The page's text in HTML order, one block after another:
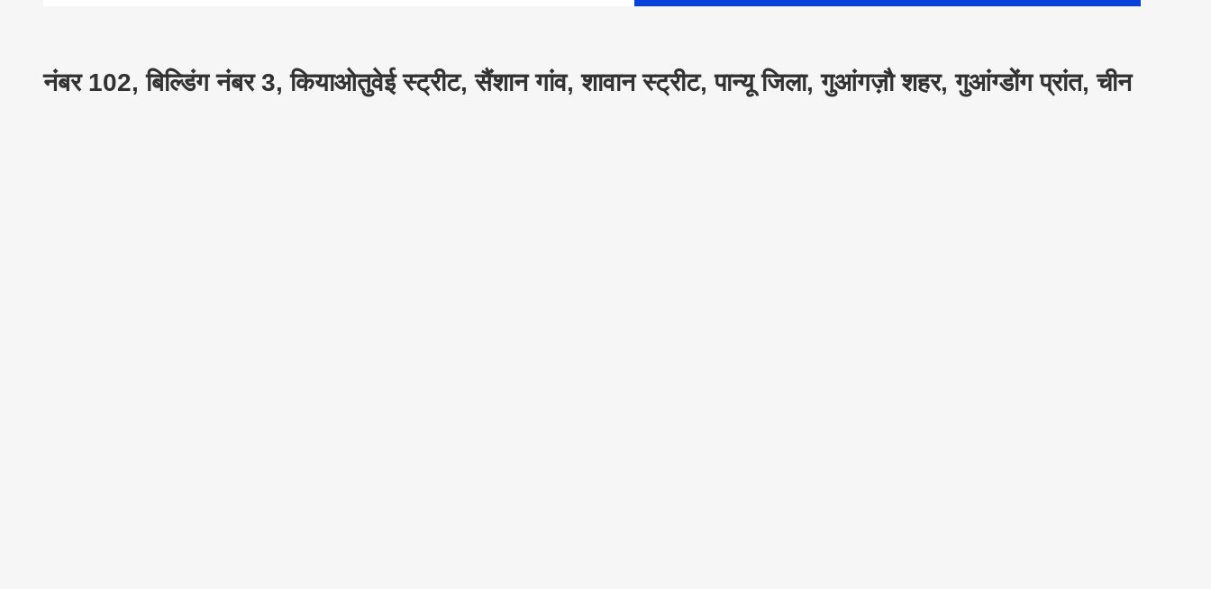
नंबर 102, बिल्डिंग नंबर 3, कियाओतुवेई स्ट्रीट, सैंशान गांव, शावान स्ट्रीट, पान्यू जिला, गुआंगज़ौ शहर, गुआंग्डोंग प्रांत, चीन